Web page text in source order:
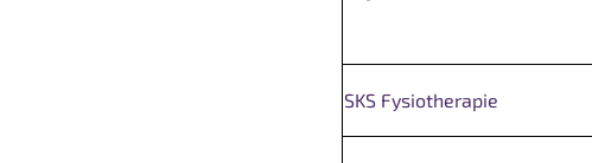
SKS Fysiotherapie